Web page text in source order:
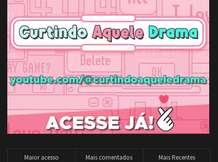
Maior acesso Mais comentados Mais Recentes